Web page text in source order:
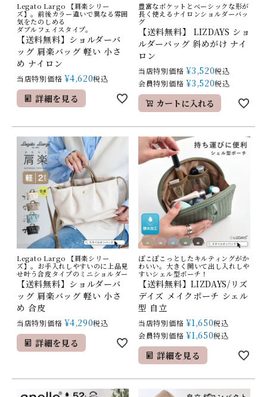
Legato Largo 【肩楽シリー
ズ】。前後カラー違いで異なる雰囲
気をたのしめる
ダブルフェイスタイプ。
【送料無料】ショルダーバ
ッグ 肩楽バッグ 軽い 小さ
め ナイロン
当店特別価格 ¥4,620税込
詳細を見る
豊富なポケットとベーシックな形が
長く使えるナイロンショルダーバッ
グ
【送料無料】 LIZDAYS ショ
ルダーバッグ 斜めがけ ナイ
ロン
当店特別価格 ¥3,520税込
会員特別価格 ¥3,520税込
カートに入れる
Legato Largo 【肩楽シリー
ズ】。お手入れしやすいのに上品見
せ叶う合皮タイプのミニショルダー
【送料無料】ショルダーバ
ッグ 肩楽バッグ 軽い 小さ
め 合皮
当店特別価格 ¥4,290税込
詳細を見る
ぽこぽこっとしたキルティングがか
わいい。大きく開いて出し入れしや
すいシェル型ポーチ！
【送料無料】LIZDAYS/リズ
デイズ メイクポーチ シェル
型 自立
当店特別価格 ¥1,650税込
会員特別価格 ¥1,650税込
詳細を見る